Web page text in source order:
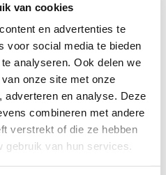
van cookies
en advertenties te
voor social media te bieden
analyseren. Ook delen we
onze site met onze
adverteren en analyse. Deze
combineren met andere
verstrekt of die ze hebben
gebruik van hun services.
sign up to deliver
soon and wish you